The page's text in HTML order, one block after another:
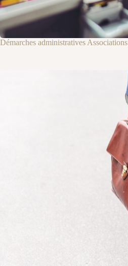
Démarches administratives Associations